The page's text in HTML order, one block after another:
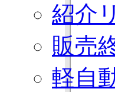
紹介
販売
軽自